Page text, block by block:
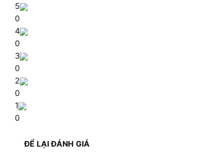
5
0
4
0
3
0
2
0
1
0
ĐỂ LẠI ĐÁNH GIÁ